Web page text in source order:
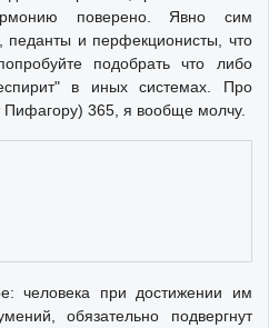
поверено. Явно сим
педанты и перфекционисты, что
подобрать что либо
в иных системах. Про
Пифагору) 365, я вообще молчу.
человека при достижении им
обязательно подвергнут